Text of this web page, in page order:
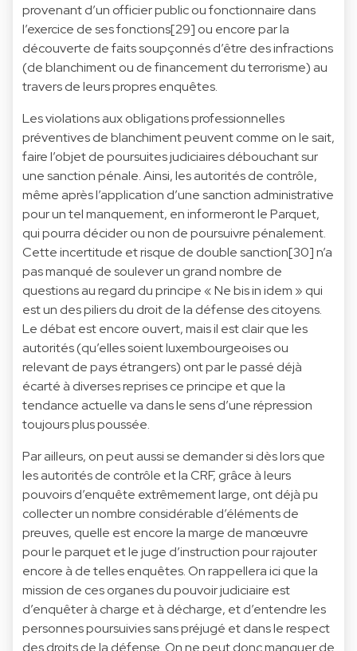
provenant d’un officier public ou fonctionnaire dans
l’exercice de ses fonctions[29] ou encore par la
découverte de faits soupçonnés d’être des infractions
(de blanchiment ou de financement du terrorisme) au
travers de leurs propres enquêtes.
Les violations aux obligations professionnelles
préventives de blanchiment peuvent comme on le sait,
faire l’objet de poursuites judiciaires débouchant sur
une sanction pénale. Ainsi, les autorités de contrôle,
même après l’application d’une sanction administrative
pour un tel manquement, en informeront le Parquet,
qui pourra décider ou non de poursuivre pénalement.
Cette incertitude et risque de double sanction[30] n’a
pas manqué de soulever un grand nombre de
questions au regard du principe « Ne bis in idem » qui
est un des piliers du droit de la défense des citoyens.
Le débat est encore ouvert, mais il est clair que les
autorités (qu’elles soient luxembourgeoises ou
relevant de pays étrangers) ont par le passé déjà
écarté à diverses reprises ce principe et que la
tendance actuelle va dans le sens d’une répression
toujours plus poussée.
Par ailleurs, on peut aussi se demander si dès lors que
les autorités de contrôle et la CRF, grâce à leurs
pouvoirs d’enquête extrêmement large, ont déjà pu
collecter un nombre considérable d’éléments de
preuves, quelle est encore la marge de manœuvre
pour le parquet et le juge d’instruction pour rajouter
encore à de telles enquêtes. On rappellera ici que la
mission de ces organes du pouvoir judiciaire est
d’enquêter à charge et à décharge, et d’entendre les
personnes poursuivies sans préjugé et dans le respect
des droits de la défense. On ne peut donc manquer de